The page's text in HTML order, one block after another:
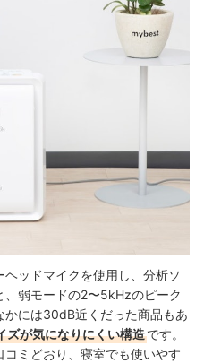
ッドマイクを使用し、分析ソ
弱モードの2〜5kHzのピーク
には30dB近くだった商品もあ
ズが気になりにくい構造です。
コミどおり、寝室でも使いやす